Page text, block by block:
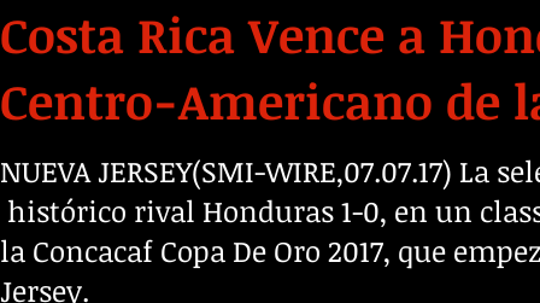
Costa Rica Vence a
Centro-Americano de
NUEVA JERSEY(SMI-WIRE,07.07.17) La
histórico rival Honduras 1-0, en un
la Concacaf Copa De Oro 2017, que
Jersey.